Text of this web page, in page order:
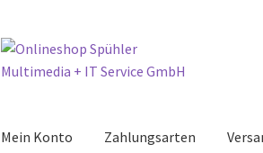
Zur
Navigation
Zum
Inhalt
Mein Konto Zahlungsarten